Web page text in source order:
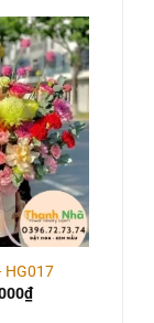
Add to
wishlist
HG017
₫